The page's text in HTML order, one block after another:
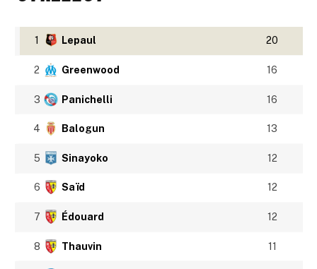
1 Lepaul 20
2 Greenwood 16
3 Panichelli 16
4 Balogun 13
5 Sinayoko 12
6 Saïd 12
7 Édouard 12
8 Thauvin 11